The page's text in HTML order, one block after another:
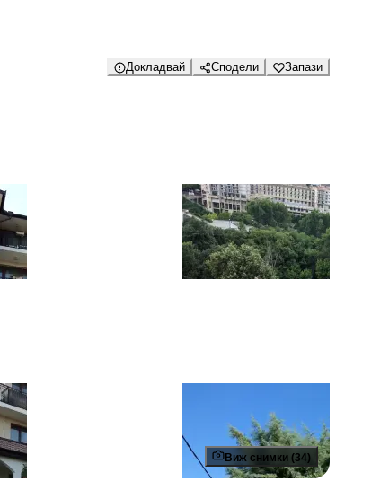
Докладвай Сподели Запази
Виж снимки (34)